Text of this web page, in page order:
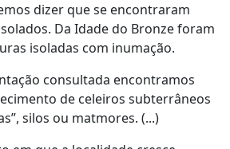
dizer que se encontraram
Da Idade do Bronze foram
isoladas com inumação.
consultada encontramos
de celeiros subterrâneos
silos ou matmores. (...)